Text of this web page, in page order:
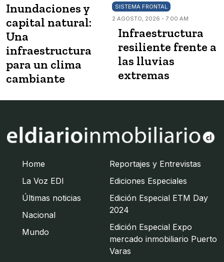
Inundaciones y
capital natural:
Una
infraestructura
para un clima
cambiante
SISTEMA FRONTAL
2 AGOSTO, 2026 - 7:00 AM
Infraestructura
resiliente frente a
las lluvias
extremas
Home
La Voz EDI
Últimas noticias
Nacional
Mundo
Reportajes y Entrevistas
Ediciones Especiales
Edición Especial ETM Day
2024
Edición Especial Expo
mercado inmobiliario Puerto
Varas